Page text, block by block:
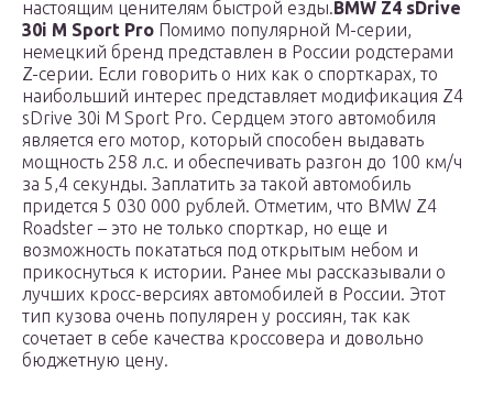
настоящим ценителям быстрой езды.BMW Z4 sDrive
30i M Sport Pro Помимо популярной M-серии,
немецкий бренд представлен в России родстерами
Z-серии. Если говорить о них как о спорткарах, то
наибольший интерес представляет модификация Z4
sDrive 30i M Sport Pro. Сердцем этого автомобиля
является его мотор, который способен выдавать
мощность 258 л.с. и обеспечивать разгон до 100 км/ч
за 5,4 секунды. Заплатить за такой автомобиль
придется 5 030 000 рублей. Отметим, что BMW Z4
Roadster – это не только спорткар, но еще и
возможность покататься под открытым небом и
прикоснуться к истории. Ранее мы рассказывали о
лучших кросс-версиях автомобилей в России. Этот
тип кузова очень популярен у россиян, так как
сочетает в себе качества кроссовера и довольно
бюджетную цену.